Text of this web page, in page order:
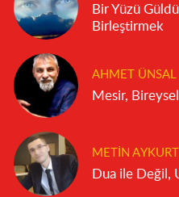
Bir Yüzü
Birleştirmek
AHMET ÜNSAL
Mesir,
METIN AYKURT
Dua ile Değil,